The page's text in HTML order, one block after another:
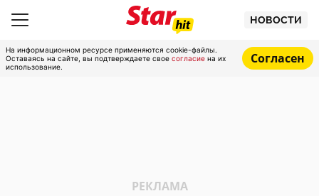
НОВОСТИ
На информационном ресурсе применяются cookie-файлы.
Оставаясь на сайте, вы подтверждаете свое согласие на их
использование.
Согласен